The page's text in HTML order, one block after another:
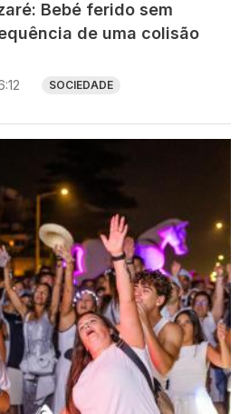
Bebé ferido sem
de uma colisão
SOCIEDADE